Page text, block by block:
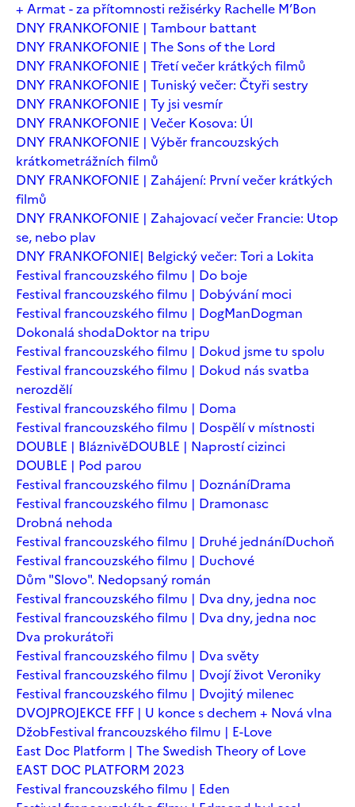
+ Armat - za přítomnosti režisérky Rachelle M’Bon
DNY FRANKOFONIE | Tambour battant
DNY FRANKOFONIE | The Sons of the Lord
DNY FRANKOFONIE | Třetí večer krátkých filmů
DNY FRANKOFONIE | Tuniský večer: Čtyři sestry
DNY FRANKOFONIE | Ty jsi vesmír
DNY FRANKOFONIE | Večer Kosova: Úl
DNY FRANKOFONIE | Výběr francouzských
krátkometrážních filmů
DNY FRANKOFONIE | Zahájení: První večer krátkých
filmů
DNY FRANKOFONIE | Zahajovací večer Francie: Utop
se, nebo plav
DNY FRANKOFONIE| Belgický večer: Tori a Lokita
Festival francouzského filmu | Do boje
Festival francouzského filmu | Dobývání moci
Festival francouzského filmu | DogManDogman
Dokonalá shodaDoktor na tripu
Festival francouzského filmu | Dokud jsme tu spolu
Festival francouzského filmu | Dokud nás svatba
nerozdělí
Festival francouzského filmu | Doma
Festival francouzského filmu | Dospělí v místnosti
DOUBLE | BláznivěDOUBLE | Naprostí cizinci
DOUBLE | Pod parou
Festival francouzského filmu | DoznáníDrama
Festival francouzského filmu | Dramonasc
Drobná nehoda
Festival francouzského filmu | Druhé jednáníDuchoň
Festival francouzského filmu | Duchové
Dům "Slovo". Nedopsaný román
Festival francouzského filmu | Dva dny, jedna noc
Festival francouzského filmu | Dva dny, jedna noc
Dva prokurátoři
Festival francouzského filmu | Dva světy
Festival francouzského filmu | Dvojí život Veroniky
Festival francouzského filmu | Dvojitý milenec
DVOJPROJEKCE FFF | U konce s dechem + Nová vlna
DžobFestival francouzského filmu | E-Love
East Doc Platform | The Swedish Theory of Love
EAST DOC PLATFORM 2023
Festival francouzského filmu | Eden